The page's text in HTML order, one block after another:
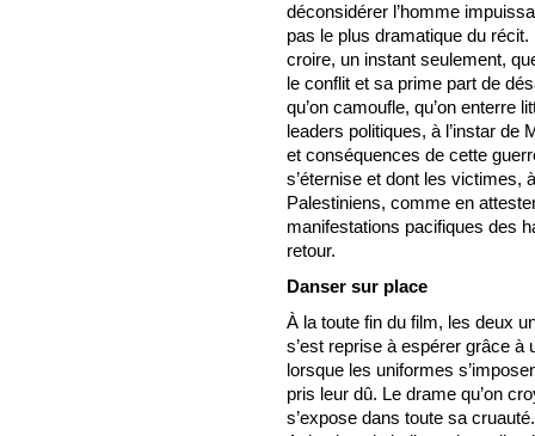
déconsidérer l’homme
pas le plus dramatique du récit.
croire, un instant seulement,
le conflit et sa prime part de
qu’on camoufle, qu’on enterre
leaders politiques, à l’instar de
et conséquences de cette
s’éternise et dont les victimes,
Palestiniens, comme en
manifestations pacifiques des
retour.
Danser sur place
À la toute fin du film, les deux
s’est reprise à espérer grâce à
lorsque les uniformes
pris leur dû. Le drame qu’on
s’expose dans toute sa